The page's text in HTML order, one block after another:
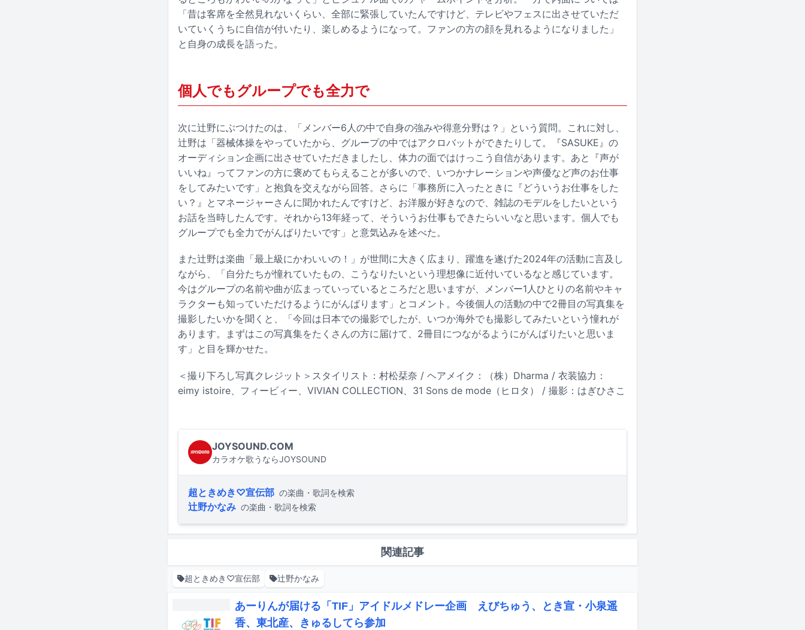
「昔は客席を全然見れないくらい、全部に緊張していたんですけど、テレビやフェスに出させていただ
いていくうちに自信が付いたり、楽しめるようになって。ファンの方の顔を見れるようになりました」
と自身の成長を語った。
個人でもグループでも全力で
次に辻野にぶつけたのは、「メンバー6人の中で自身の強みや得意分野は？」という質問。これに対し、
辻野は「器械体操をやっていたから、グループの中ではアクロバットができたりして。『SASUKE』の
オーディション企画に出させていただきましたし、体力の面ではけっこう自信があります。あと『声が
いいね』ってファンの方に褒めてもらえることが多いので、いつかナレーションや声優など声のお仕事
をしてみたいです」と抱負を交えながら回答。さらに「事務所に入ったときに『どういうお仕事をした
い？』とマネージャーさんに聞かれたんですけど、お洋服が好きなので、雑誌のモデルをしたいという
お話を当時したんです。それから13年経って、そういうお仕事もできたらいいなと思います。個人でも
グループでも全力でがんばりたいです」と意気込みを述べた。
また辻野は楽曲「最上級にかわいいの！」が世間に大きく広まり、躍進を遂げた2024年の活動に言及し
ながら、「自分たちが憧れていたもの、こうなりたいという理想像に近付いているなと感じています。
今はグループの名前や曲が広まっていっているところだと思いますが、メンバー1人ひとりの名前やキャ
ラクターも知っていただけるようにがんばります」とコメント。今後個人の活動の中で2冊目の写真集を
撮影したいかを聞くと、「今回は日本での撮影でしたが、いつか海外でも撮影してみたいという憧れが
あります。まずはこの写真集をたくさんの方に届けて、2冊目につながるようにがんばりたいと思いま
す」と目を輝かせた。
＜撮り下ろし写真クレジット＞スタイリスト：村松栞奈 / ヘアメイク：（株）Dharma / 衣装協力：
eimy istoire、フィービィー、VIVIAN COLLECTION、31 Sons de mode（ヒロタ） / 撮影：はぎひさこ
JOYSOUND.COM
カラオケ歌うならJOYSOUND
超ときめき♡宣伝部 の楽曲・歌詞を検索
辻野かなみ の楽曲・歌詞を検索
関連記事
超ときめき♡宣伝部 辻野かなみ
あーりんが届ける「TIF」アイドルメドレー企画 えびちゅう、とき宣・小泉遥
香、東北産、きゅるしてら参加